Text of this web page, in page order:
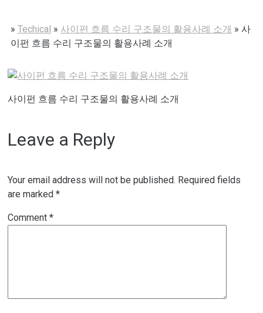
» Techical » 사이펀 흐름 수리 구조물의 활용사례 소개 » 사
이펀 흐름 수리 구조물의 활용사례 소개
사이펀 흐름 수리 구조물의 활용사례 소개
Leave a Reply
Your email address will not be published. Required fields
are marked *
Comment *